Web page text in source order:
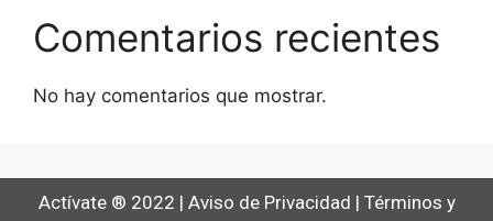
Comentarios recientes
No hay comentarios que mostrar.
Actívate ® 2022 | Aviso de Privacidad | Términos y